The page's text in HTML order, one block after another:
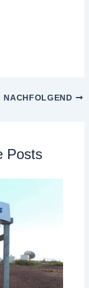
NACHFOLGEND
Posts